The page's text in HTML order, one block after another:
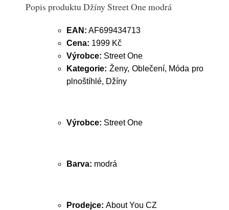
Popis produktu Džíny Street One modrá
EAN: AF699434713
Cena: 1999 Kč
Výrobce: Street One
Kategorie: Ženy, Oblečení, Móda pro
plnoštíhlé, Džíny
Výrobce: Street One
Barva: modrá
Prodejce: About You CZ